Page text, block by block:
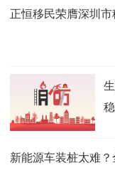
正恒移民荣膺深圳
稳
新能源车装桩太难